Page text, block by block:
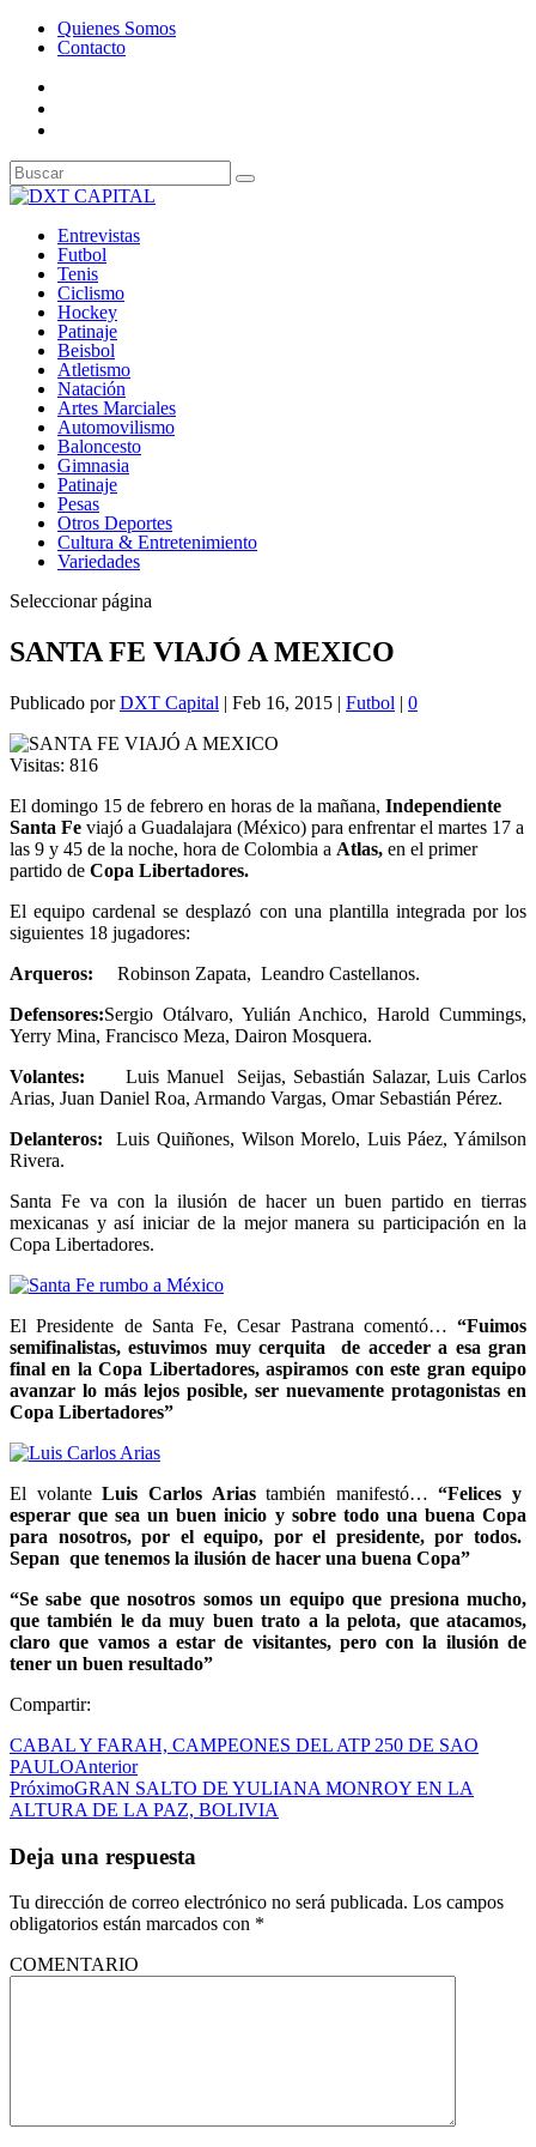
Quienes Somos
Contacto
Entrevistas
Futbol
Tenis
Ciclismo
Hockey
Patinaje
Beisbol
Atletismo
Natación
Artes Marciales
Automovilismo
Baloncesto
Gimnasia
Patinaje
Pesas
Otros Deportes
Cultura & Entretenimiento
Variedades
Seleccionar página
SANTA FE VIAJÓ A MEXICO
Publicado porDXT Capital | Feb 16, 2015 | Futbol | 0
Visitas: 816
El domingo 15 de febrero en horas de la mañana, Independiente
Santa Fe viajó a Guadalajara (México) para enfrentar el martes 17 a
las 9 y 45 de la noche, hora de Colombia a Atlas, en el primer
partido de Copa Libertadores.
El equipo cardenal se desplazó con una plantilla integrada por los
siguientes 18 jugadores:
Arqueros: Robinson Zapata, Leandro Castellanos.
Defensores:Sergio Otálvaro, Yulián Anchico, Harold Cummings,
Yerry Mina, Francisco Meza, Dairon Mosquera.
Volantes: Luis Manuel Seijas, Sebastián Salazar, Luis Carlos
Arias, Juan Daniel Roa, Armando Vargas, Omar Sebastián Pérez.
Delanteros: Luis Quiñones, Wilson Morelo, Luis Páez, Yámilson
Rivera.
Santa Fe va con la ilusión de hacer un buen partido en tierras
mexicanas y así iniciar de la mejor manera su participación en la
Copa Libertadores.
El Presidente de Santa Fe, Cesar Pastrana comentó… “Fuimos
semifinalistas, estuvimos muy cerquita de acceder a esa gran
final en la Copa Libertadores, aspiramos con este gran equipo
avanzar lo más lejos posible, ser nuevamente protagonistas en
Copa Libertadores”
El volanteLuis Carlos Ariastambién manifestó…“Felices y
esperar que sea un buen inicio y sobre todo una buena Copa
para nosotros, por el equipo, por el presidente, por todos.
Sepan que tenemos la ilusión de hacer una buena Copa”
“Se sabe que nosotros somos un equipo que presiona mucho,
que también le da muy buen trato a la pelota, que atacamos,
claro que vamos a estar de visitantes, pero con la ilusión de
tener un buen resultado”
Compartir:
CABAL Y FARAH, CAMPEONES DEL ATP 250 DE SAO
PAULOAnterior
PróximoGRAN SALTO DE YULIANA MONROY EN LA
ALTURA DE LA PAZ, BOLIVIA
Deja una respuesta
Tu dirección de correo electrónico no será publicada. Los campos
obligatorios están marcados con *
COMENTARIO